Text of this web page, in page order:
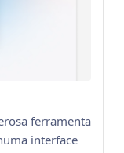
ferramenta
interface